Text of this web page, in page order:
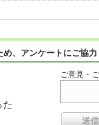
め、アンケートにご協
た
ご意見・